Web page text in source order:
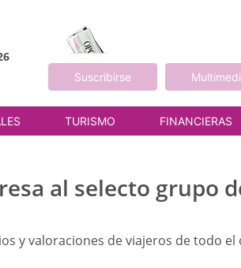
Suscribirse
TURISMO FINANCIERAS
al selecto grupo
y valoraciones de viajeros de todo el